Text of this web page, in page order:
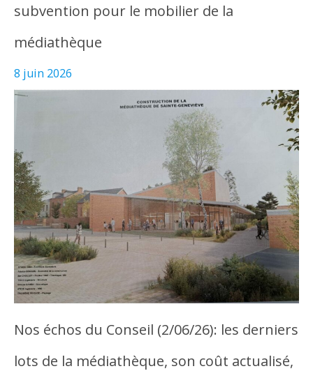
subvention pour le mobilier de la
médiathèque
8 juin 2026
Nos échos du Conseil (2/06/26): les derniers
lots de la médiathèque, son coût actualisé,